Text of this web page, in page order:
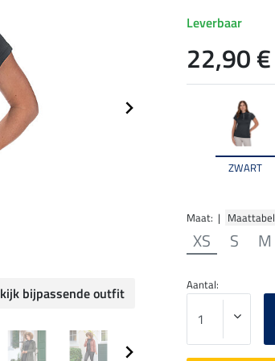
bijpassende outfit
ZWART
Maat: | Maattabel
XS S M
Leverbaar
22,90 €
Aantal: